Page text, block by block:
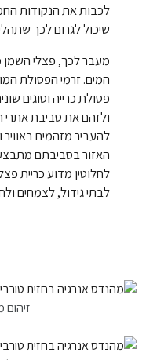
לכבות את הנקודות
שיכול לגרום לכך
מעבר לכך, פצלי השמן
המים. זרמי הפסולת
פסולת כרייה וסוגים
ולזהם את סביבת
להעביר מזהמים
האזור בסביבתם
לחלוטין מדוע כריית
לבתי גידול, לצמחים
זיהום